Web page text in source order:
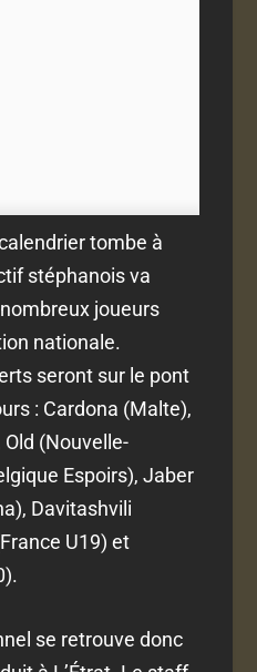
tombe à
stéphanois va
joueurs
nationale.
seront sur le pont
: Cardona (Malte),
(Nouvelle-
Espoirs), Jaber
Davitashvili
U19) et
se retrouve donc